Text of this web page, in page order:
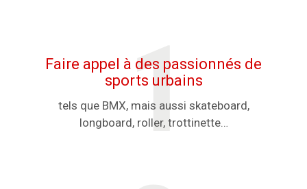
Faire appel à des passionnés de
sports urbains
tels que BMX, mais aussi skateboard,
longboard, roller, trottinette…